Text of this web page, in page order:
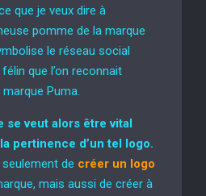
que je veux dire à
pomme de la marque
le réseau social
que l’on reconnait
Puma.
se veut alors être vital
pertinence d’un tel logo.
de créer un logo
mais aussi de créer à